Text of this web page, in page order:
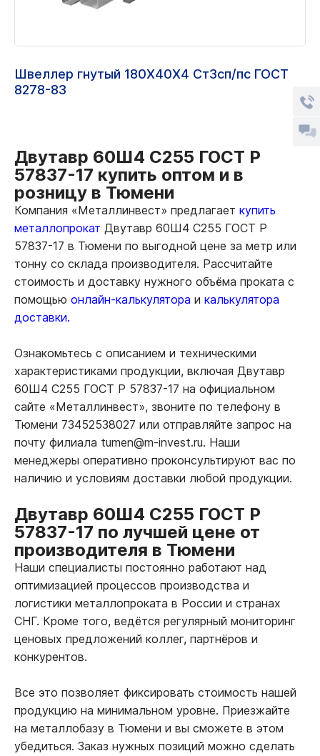
Швеллер гнутый 180Х40Х4 Ст3сп/пс ГОСТ
8278-83
Двутавр 60Ш4 С255 ГОСТ Р
57837-17 купить оптом и в
розницу в Тюмени
Компания «Металлинвест» предлагает купить
металлопрокат Двутавр 60Ш4 С255 ГОСТ Р
57837-17 в Тюмени по выгодной цене за метр или
тонну со склада производителя. Рассчитайте
стоимость и доставку нужного объёма проката с
помощью онлайн-калькулятора и калькулятора
доставки.
Ознакомьтесь с описанием и техническими
характеристиками продукции, включая Двутавр
60Ш4 С255 ГОСТ Р 57837-17 на официальном
сайте «Металлинвест», звоните по телефону в
Тюмени 73452538027 или отправляйте запрос на
почту филиала tumen@m-invest.ru. Наши
менеджеры оперативно проконсультируют вас по
наличию и условиям доставки любой продукции.
Двутавр 60Ш4 С255 ГОСТ Р
57837-17 по лучшей цене от
производителя в Тюмени
Наши специалисты постоянно работают над
оптимизацией процессов производства и
логистики металлопроката в России и странах
СНГ. Кроме того, ведётся регулярный мониторинг
ценовых предложений коллег, партнёров и
конкурентов.
Все это позволяет фиксировать стоимость нашей
продукцию на минимальном уровне. Приезжайте
на металлобазу в Тюмени и вы сможете в этом
убедиться. Заказ нужных позиций можно сделать